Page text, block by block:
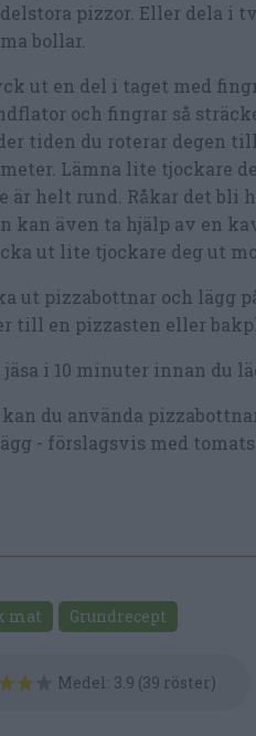
pizzor. Eller dela i
bollar.
ut en del i taget med
och fingrar så
tiden du roterar degen
Lämna lite tjockare
är helt rund. Råkar det bli
kan även ta hjälp av en
ut lite tjockare deg ut
ut pizzabottnar och lägg
till en pizzasten eller
jäsa i 10 minuter innan du
kan du använda
- förslagsvis med
mat Grundrecept
Medel: 3.9 (39 röster)